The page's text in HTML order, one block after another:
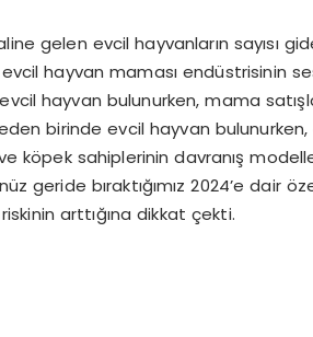
gelen evcil hayvanların sayısı
hayvan maması endüstrisinin sesi
hayvan bulunurken, mama
birinde evcil hayvan bulunurken,
köpek sahiplerinin davranış
geride bıraktığımız 2024’e dair
arttığına dikkat çekti.